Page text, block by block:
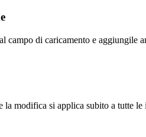
campo di caricamento e aggiungile
modifica si applica subito a tutte le